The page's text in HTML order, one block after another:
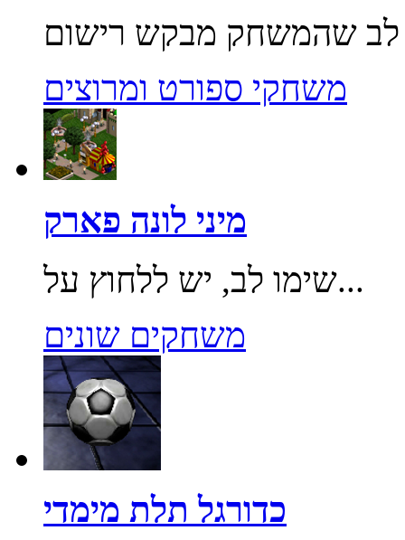
משחקי ספורט ומרוצים
מיני לונה פארק
שימו לב, יש ללחוץ על...
משחקים שונים
כדורגל תלת מימדי